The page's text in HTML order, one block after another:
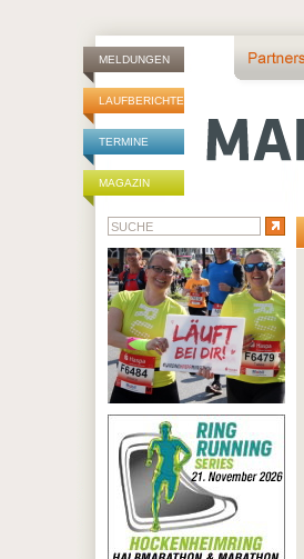
MELDUNGEN
LAUFBERICHTE
TERMINE
MAGAZIN